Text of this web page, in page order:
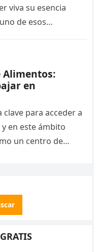
viva su esencia
de esos
Alimentos:
en
para acceder a
en este ámbito
un centro de